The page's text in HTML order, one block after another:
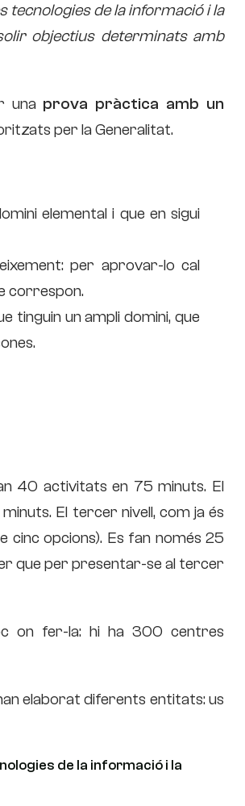
tecnologies de la informació i la
objectius determinats amb
una prova pràctica amb un
per la Generalitat.
elemental i que en sigui
per aprovar-lo cal
correspon.
tinguin un ampli domini, que
40 activitats en 75 minuts. El
El tercer nivell, com ja és
cinc opcions). Es fan només 25
que per presentar-se al tercer
on fer-la: hi ha 300 centres
elaborat diferents entitats: us
de la informació i la